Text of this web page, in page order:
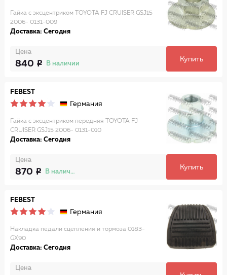
Гайка с эксцентриком TOYOTA FJ CRUISER GSJ15
2006- 0131-009
Доставка: Сегодня
Цена
840 В наличии
Купить
FEBEST
Германия
Гайка с эксцентриком передняя TOYOTA FJ
CRUISER GSJ15 2006- 0131-010
Доставка: Сегодня
Цена
870 В наличии
Купить
FEBEST
Германия
Накладка педали сцепления и тормоза 0183-
GX90
Доставка: Сегодня
Цена